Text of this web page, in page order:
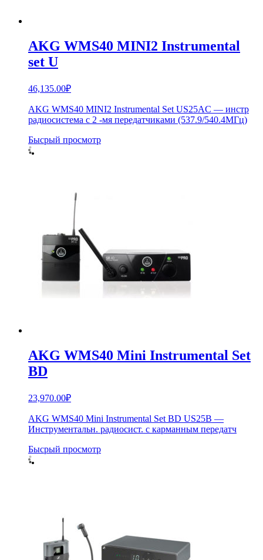
AKG WMS40 MINI2 Instrumental
set U
46,135.00₽
AKG WMS40 MINI2 Instrumental Set US25AC — инстр
радиосистема с 2 -мя передатчиками (537.9/540.4МГц)
Бысрый просмотр
AKG WMS40 Mini Instrumental Set
BD
23,970.00₽
AKG WMS40 Mini Instrumental Set BD US25B —
Инструментальн. радиосист. с карманным передатч
Бысрый просмотр